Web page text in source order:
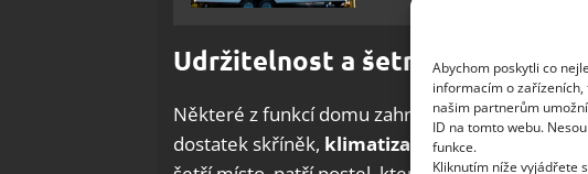
Abychom poskytli co
informacím o
našim partnerům
ID na tomto webu.
funkce.
Kliknutím níže vyjádřete
Udržitelnost a šetrnost k
Některé z funkcí domu zahrnují sprchový kout
dostatek skříněk, klimatizaci a indukční